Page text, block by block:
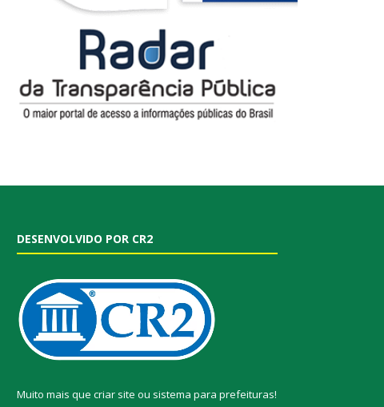
DESENVOLVIDO POR CR2
Muito mais que criar site ou sistema para prefeituras!